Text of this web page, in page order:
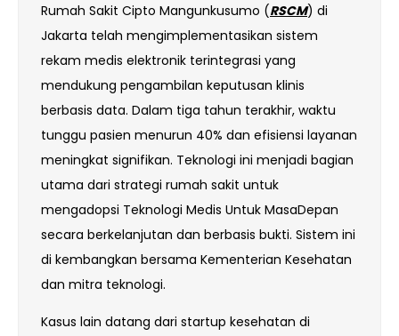
Rumah Sakit Cipto Mangunkusumo (RSCM) di
Jakarta telah mengimplementasikan sistem
rekam medis elektronik terintegrasi yang
mendukung pengambilan keputusan klinis
berbasis data. Dalam tiga tahun terakhir, waktu
tunggu pasien menurun 40% dan efisiensi layanan
meningkat signifikan. Teknologi ini menjadi bagian
utama dari strategi rumah sakit untuk
mengadopsi Teknologi Medis Untuk MasaDepan
secara berkelanjutan dan berbasis bukti. Sistem ini
di kembangkan bersama Kementerian Kesehatan
dan mitra teknologi.
Kasus lain datang dari startup kesehatan di